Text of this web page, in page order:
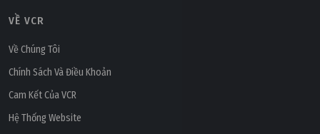
VỀ VCR
Về Chúng Tôi
Chính Sách Và Điều Khoản
Cam Kết Của VCR
Hệ Thống Website